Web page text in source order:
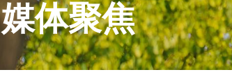
媒体聚焦